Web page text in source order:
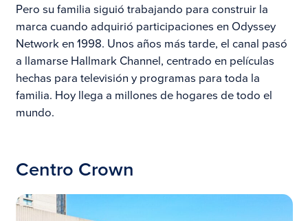
Pero su familia siguió trabajando para construir la
marca cuando adquirió participaciones en Odyssey
Network en 1998. Unos años más tarde, el canal pasó
a llamarse Hallmark Channel, centrado en películas
hechas para televisión y programas para toda la
familia. Hoy llega a millones de hogares de todo el
mundo.
Centro Crown